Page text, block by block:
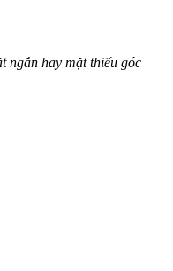
ngắn hay mặt thiếu góc